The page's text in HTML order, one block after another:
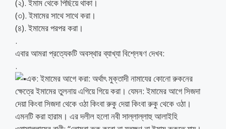
(২). ইমাম থেকে পিছিয়ে থাকা।
(৩). ইমামের সাথে সাথে করা।
(৪). ইমামের পরপর করা।
.
এবার আমরা প্রত্যেকটি অবস্থার ব্যাখ্যা বিশ্লেষণ দেখব:
.
এক: ইমামের আগে করা: অর্থাৎ মুক্তাদী নামাযের কোনো রুকনের
ক্ষেত্রে ইমামের তুলনায় এগিয়ে গিয়ে করা। যেমন: ইমামের আগে সিজদা
দেয়া কিংবা সিজদা থেকে ওঠা কিংবা রুকু দেয়া কিংবা রুকু থেকে ওঠা।
এমনটি করা হারাম। এর দলীল হলো নবী সাল্লাল্লাহু আলাইহি